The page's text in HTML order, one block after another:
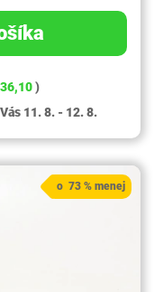
)
11. 8. - 12. 8.
o 73 % menej